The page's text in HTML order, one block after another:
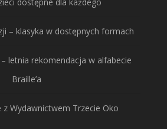
– klasyka w dostępnych formach
letnia rekomendacja w alfabecie
Braille’a
z Wydawnictwem Trzecie Oko